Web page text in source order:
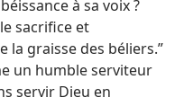
à sa voix ?
sacrifice et
la graisse des béliers.”
un humble serviteur
servir Dieu en